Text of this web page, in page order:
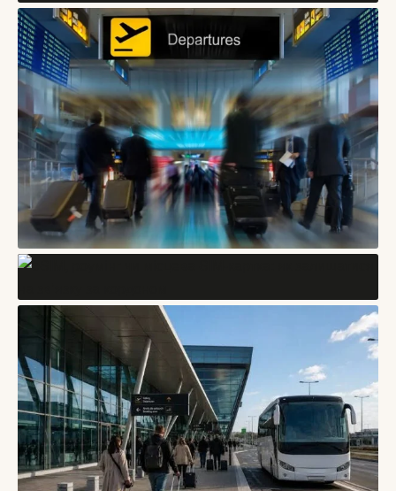
БЛОГИ
Як подорожувати містом під час сильної спеки:
маршрут, паузи та прохолодні локації
08/08/2026
Ранній приїзд і пізній виїзд: як не провести день у місті з
валізою
07/08/2026
БЛОГИ
eSIM, роумінг чи місцева SIM-картка: як залишатися на
зв’язку за кордоном
06/08/2026